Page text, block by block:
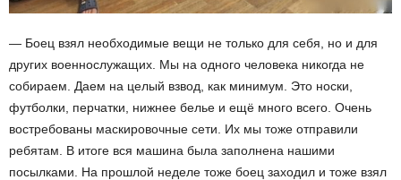
— Боец взял необходимые вещи не только для себя, но и для
других военнослужащих. Мы на одного человека никогда не
собираем. Даем на целый взвод, как минимум. Это носки,
футболки, перчатки, нижнее белье и ещё много всего. Очень
востребованы маскировочные сети. Их мы тоже отправили
ребятам. В итоге вся машина была заполнена нашими
посылками. На прошлой неделе тоже боец заходил и тоже взял